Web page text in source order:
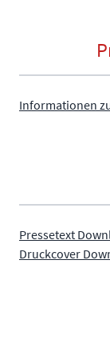
Informationen
Pressetext
Druckcover